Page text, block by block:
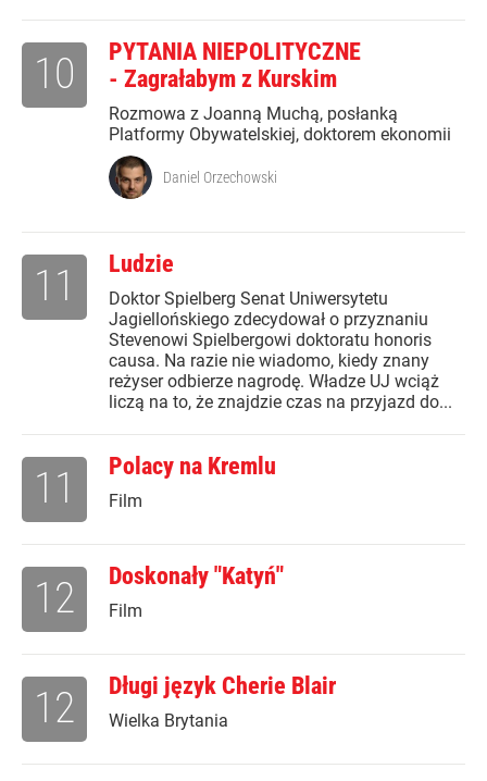
PYTANIA NIEPOLITYCZNE
- Zagrałabym z Kurskim
Rozmowa z Joanną Muchą, posłanką
Platformy Obywatelskiej, doktorem ekonomii
10
Daniel Orzechowski
Ludzie
Doktor Spielberg Senat Uniwersytetu
Jagiellońskiego zdecydował o przyznaniu
Stevenowi Spielbergowi doktoratu honoris
causa. Na razie nie wiadomo, kiedy znany
reżyser odbierze nagrodę. Władze UJ wciąż
liczą na to, że znajdzie czas na przyjazd do...
11
Polacy na Kremlu
Film
11
Doskonały "Katyń"
Film
12
Długi język Cherie Blair
Wielka Brytania
12